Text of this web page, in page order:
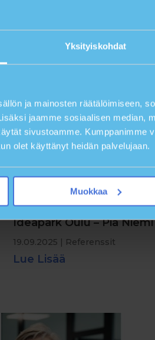
Yksityiskohdat
ja mainosten räätälöimiseen,
jaamme sosiaalisen median,
sivustoamme. Kumppanimme
olet käyttänyt heidän palvelujaan.
Muokkaa
Ideapark Oulu – Pia Niemi
19.09.2025 Referenssit
Lue Lisää